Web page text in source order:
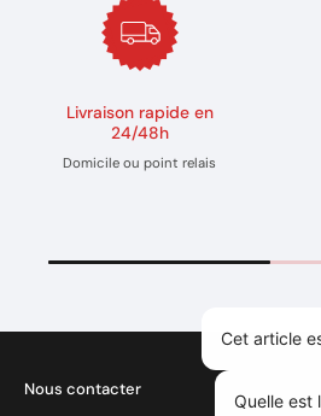
Livraison rapide en
24/48h
Domicile ou point relais
Nous contacter
Cet article
Quelle est